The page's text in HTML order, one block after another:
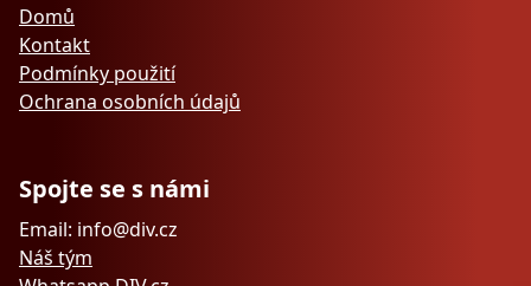
Domů
Kontakt
Podmínky použití
Ochrana osobních údajů
Spojte se s námi
Email: info@div.cz
Náš tým